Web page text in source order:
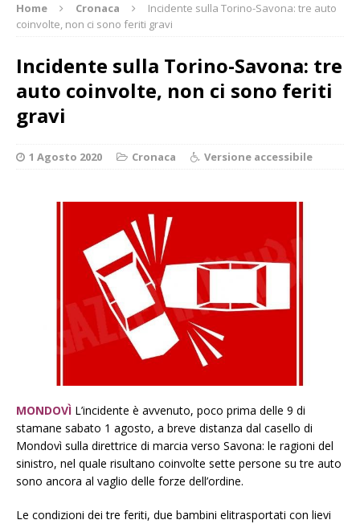
Home Cronaca
Incidente sulla Torino-Savona: tre auto
coinvolte, non ci sono feriti gravi
Incidente sulla Torino-Savona: tre
auto coinvolte, non ci sono feriti
gravi
1 Agosto 2020 Cronaca Versione accessibile
MONDOVÌ L’incidente è avvenuto, poco prima delle 9 di
stamane sabato 1 agosto, a breve distanza dal casello di
Mondovì sulla direttrice di marcia verso Savona: le ragioni del
sinistro, nel quale risultano coinvolte sette persone su tre auto
sono ancora al vaglio delle forze dell’ordine.
Le condizioni dei tre feriti, due bambini elitrasportati con lievi